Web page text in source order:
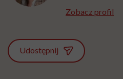
Zobacz profil
Udostępnij